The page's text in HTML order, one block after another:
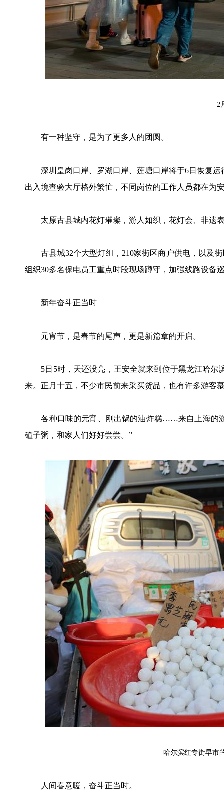
2月
有一种坚守，是为了更多人的团圆。
深圳皇岗口岸、罗湖口岸、莲塘口岸将于6日恢复运
出入境查验大厅格外繁忙，不同岗位的工作人员都在为
太原古县城内花灯璀璨，游人如织，花灯会、非遗
古县城32个大型灯组，210家街区商户供电，以及
组织30多名保电员工重点时段现场蹲守，加强线路设备
新年奋斗正当时
元宵节，是春节的尾声，更是新篇章的开启。
5日5时，天还没亮，王安全就来到位于黑龙江哈尔
来。正月十五，不少市民前来采买货品，也有许多游客
各种口味的元宵、刚出锅的油炸糕……来自上海的游
碴子粥，和家人们好好尝尝。”
哈尔滨红专街早市
人间春意暖，奋斗正当时。